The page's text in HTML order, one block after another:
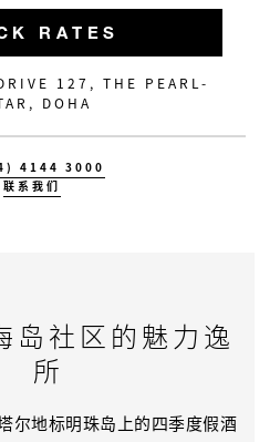
RATES
127, THE PEARL-
DOHA
4144 3000
联系我们
岛社区的魅力逸
所
尔地标明珠岛上的四季度假酒